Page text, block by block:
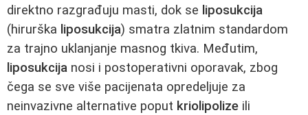
direktno razgrađuju masti, dok se liposukcija
(hirurška liposukcija) smatra zlatnim standardom
za trajno uklanjanje masnog tkiva. Međutim,
liposukcija nosi i postoperativni oporavak, zbog
čega se sve više pacijenata opredeljuje za
neinvazivne alternative poput kriolipolize ili